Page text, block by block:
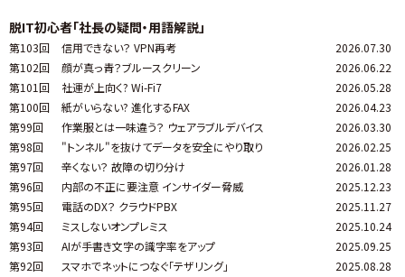
脱IT初心者「社長の疑問・用語解説」
第103回 信用できない？ VPN再考
2026.07.30
第102回
顔が真っ青？ブルースクリーン
2026.06.22
第101回
社運が上向く? Wi-Fi7
2026.05.28
第100回
紙がいらない? 進化するFAX
2026.04.23
第99回
作業服とは一味違う？ ウェアラブルデバイス
2026.03.30
第98回
"トンネル"を抜けてデータを安全にやり取り
2026.02.25
第97回
辛くない？ 故障の切り分け
2026.01.28
第96回
内部の不正に要注意 インサイダー脅威
2025.12.23
第95回
電話のDX？ クラウドPBX
2025.11.27
第94回
ミスしないオンプレミス
2025.10.24
第93回
AIが手書き文字の識字率をアップ
2025.09.25
第92回
スマホでネットにつなぐ「テザリング」
2025.08.28